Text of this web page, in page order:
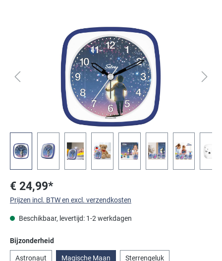
Afbeeldingengalerij overslaan
€ 24,99*
Prijzen incl. BTW en excl. verzendkosten
Beschikbaar, levertijd: 1-2 werkdagen
Selecteer
Bijzonderheid
Astronaut Magische Maan Sterrengeluk